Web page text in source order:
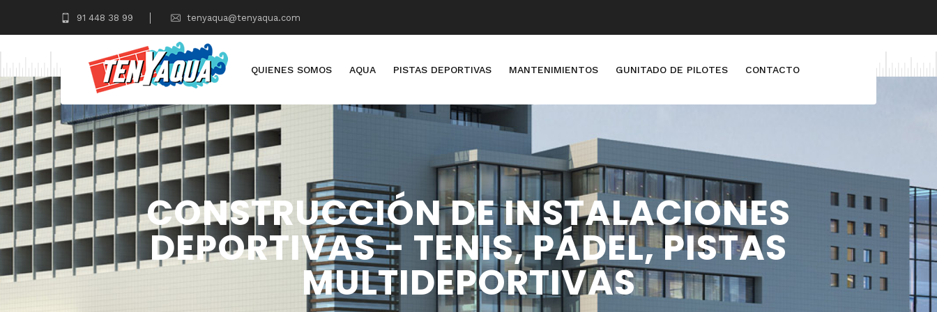
91 448 38 99 tenyaqua@tenyaqua.com
QUIENES SOMOS AQUA PISTAS DEPORTIVAS MANTENIMIENTOS GUNITADO DE PILOTES CONTACTO
CONSTRUCCIÓN DE INSTALACIONES
DEPORTIVAS - TENIS, PÁDEL, PISTAS
MULTIDEPORTIVAS